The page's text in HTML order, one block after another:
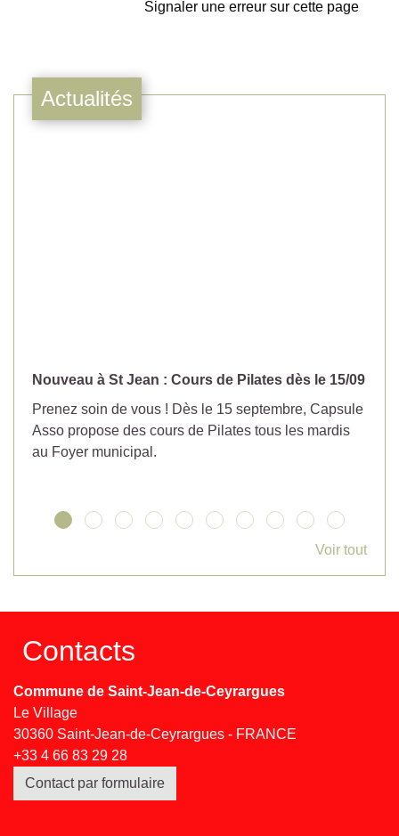
Signaler une erreur sur cette page
Actualités
Nouveau à St Jean : Cours de Pilates dès le 15/09
Prenez soin de vous ! Dès le 15 septembre, Capsule
Asso propose des cours de Pilates tous les mardis
au Foyer municipal.
Voir tout
Contacts
Commune de Saint-Jean-de-Ceyrargues
Le Village
30360 Saint-Jean-de-Ceyrargues - FRANCE
+33 4 66 83 29 28
Contact par formulaire